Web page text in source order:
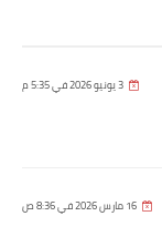
3 يونيو 2026 في 5:35 م
16 مارس 2026 في 8:36 ص